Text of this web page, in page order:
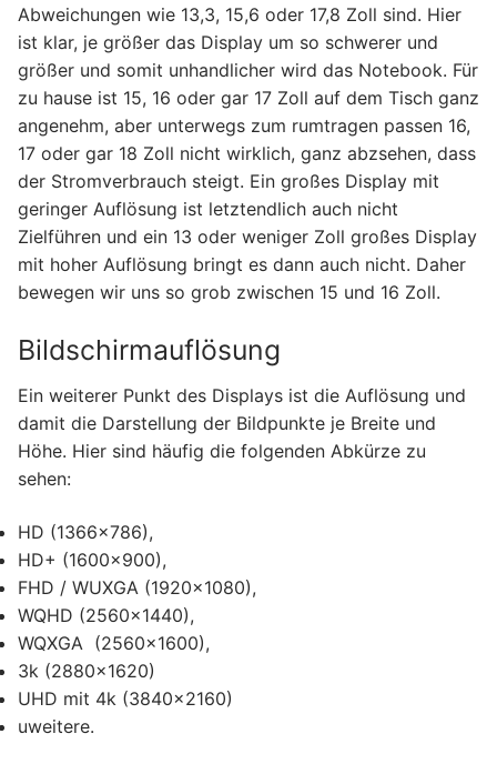
Abweichungen wie 13,3, 15,6 oder 17,8 Zoll sind. Hier
ist klar, je größer das Display um so schwerer und
größer und somit unhandlicher wird das Notebook. Für
zu hause ist 15, 16 oder gar 17 Zoll auf dem Tisch ganz
angenehm, aber unterwegs zum rumtragen passen 16,
17 oder gar 18 Zoll nicht wirklich, ganz abzsehen, dass
der Stromverbrauch steigt. Ein großes Display mit
geringer Auflösung ist letztendlich auch nicht
Zielführen und ein 13 oder weniger Zoll großes Display
mit hoher Auflösung bringt es dann auch nicht. Daher
bewegen wir uns so grob zwischen 15 und 16 Zoll.
Bildschirmauflösung
Ein weiterer Punkt des Displays ist die Auflösung und
damit die Darstellung der Bildpunkte je Breite und
Höhe. Hier sind häufig die folgenden Abkürze zu
sehen:
HD (1366×786),
HD+ (1600×900),
FHD / WUXGA (1920×1080),
WQHD (2560×1440),
WQXGA (2560×1600),
3k (2880×1620)
UHD mit 4k (3840×2160)
uweitere.